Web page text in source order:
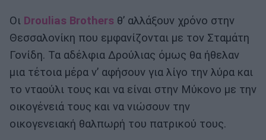
Οι Droulias Brothers θ’ αλλάξουν χρόνο στην
Θεσσαλονίκη που εμφανίζονται με τον Σταμάτη
Γονίδη. Τα αδέλφια Δρούλιας όμως θα ήθελαν
μια τέτοια μέρα ν’ αφήσουν για λίγο την λύρα και
το νταούλι τους και να είναι στην Μύκονο με την
οικογένειά τους και να νιώσουν την
οικογενειακή θαλπωρή του πατρικού τους.